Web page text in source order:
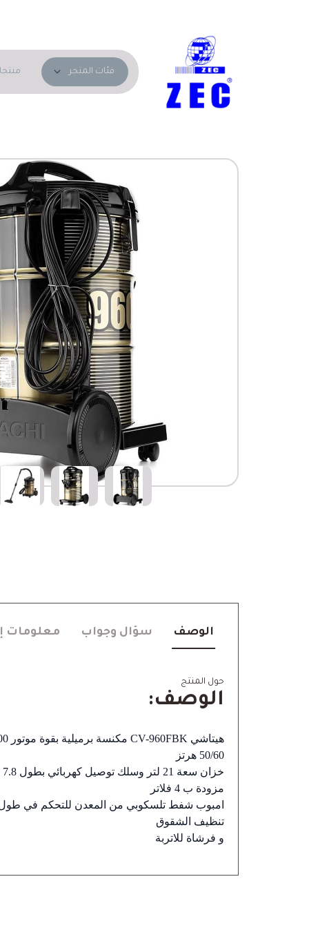
فئات المتجر
الوصف سؤال وجواب معلومات
حول المنتج
الوصف:
50/60 هرتز
خزان سعة 21 لتر وسلك توصيل كهربائي بطول 7.8 متر
مزودة ب 4 فلاتر
امبوب شفط تلسكوبي من المعدن للتحكم في
تنظيف الشقوق
و فرشاة للاتربة